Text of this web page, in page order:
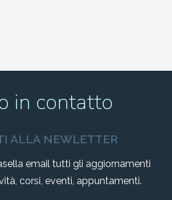
in contatto
ALLA NEWLETTER
email tutti gli aggiornamenti
corsi, eventi, appuntamenti.